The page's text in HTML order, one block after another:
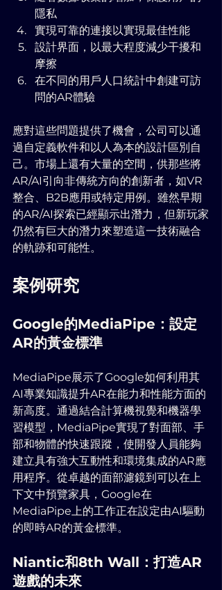
隱私
實現可靠的連接以實現最佳性能
設計界面，以最大程度減少干擾和
摩擦
在不同的用戶人口統計中創建可訪
問的AR體驗
應對這些問題提供了機會，公司可以通
過自定義軟件和以人為本的設計區別自
己。市場上還有大量的空間，供那些將
AR/AI引向非傳統方向的創新者，如VR
整合、B2B應用或特定用例。雖然早期
的AR/AI探索已經顯示出潛力，但新玩家
仍然有巨大的潛力來塑造這一技術融合
的軌跡和可能性。
案例研究
Google的MediaPipe：設定
AR的黃金標準
MediaPipe展示了Google如何利用其
AI專業知識提升AR在能力和性能方面的
新高度。通過結合計算機視覺和機器學
習模型，MediaPipe實現了對面部、手
部和物體的快速跟蹤，使開發人員能夠
建立具有強大互動性和環境集成的AR應
用程序。從卓越的面部濾鏡到可以在上
下文中預覽家具，Google在
MediaPipe上的工作正在設定由AI驅動
的即時AR的黃金標準。
Niantic和8th Wall：打造AR
遊戲的未來